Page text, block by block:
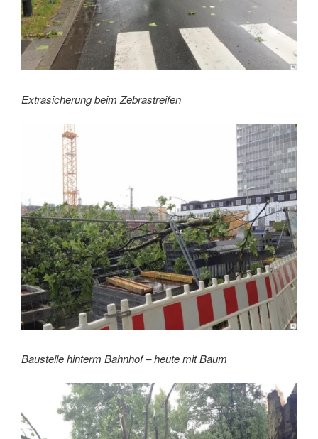
Extrasicherung beim Zebrastreifen
Baustelle hinterm Bahnhof – heute mit Baum